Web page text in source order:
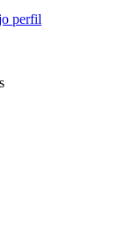
perfil